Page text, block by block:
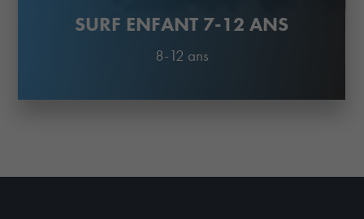
SURF ENFANT 7-12 ANS
8-12 ans